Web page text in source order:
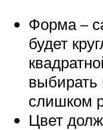
Форма –
будет
выбирать
слишком
Цвет